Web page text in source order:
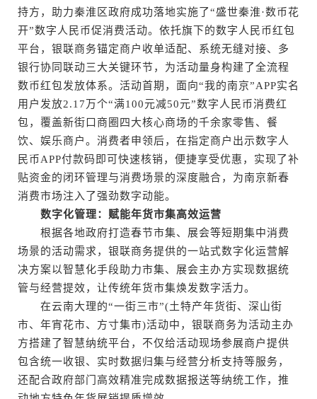
持方，助力秦淮区政府成功落地实施了“盛世秦淮·数币花
开”数字人民币促消费活动。依托旗下的数字人民币红包
平台，银联商务锚定商户收单适配、系统无缝对接、多
银行协同联动三大关键环节，为活动量身构建了全流程
数币红包发放体系。活动首期，面向“我的南京”APP实名
用户发放2.17万个“满100元减50元”数字人民币消费红
包，覆盖新街口商圈四大核心商场的千余家零售、餐
饮、娱乐商户。消费者申领后，在指定商户出示数字人
民币APP付款码即可快速核销，便捷享受优惠，实现了补
贴资金的闭环管理与消费场景的深度融合，为南京新春
消费市场注入了强劲数字动能。
数字化管理：赋能年货市集高效运营
根据各地政府打造春节市集、展会等短期集中消费
场景的活动需求，银联商务提供的一站式数字化运营解
决方案以智慧化手段助力市集、展会主办方实现数据统
管与经营提效，让传统年货市集焕发数字活力。
在云南大理的“一街三市”(土特产年货街、深山街
市、年宵花市、方寸集市)活动中，银联商务为活动主办
方搭建了智慧纳统平台，不仅给活动现场参展商户提供
包含统一收银、实时数据归集与经营分析支持等服务，
还配合政府部门高效精准完成数据报送等纳统工作，推